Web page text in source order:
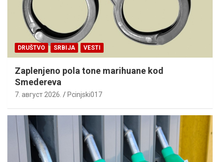
DRUŠTVO SRBIJA VESTI
Zaplenjeno pola tone marihuane kod
Smedereva
7. август 2026. Pcinjski017